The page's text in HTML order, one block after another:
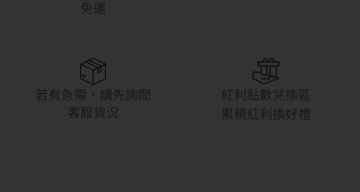
免運
若有急需，請先詢問
客服貨況
紅利點數兌換區
累積紅利換好禮